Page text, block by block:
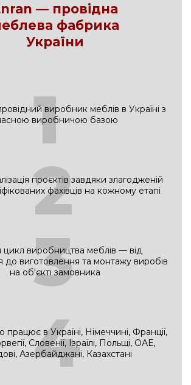
— провідна
фабрика
України
1
виробник меблів в Україні з
виробничою базою
2
проєктів завдяки злагодженій
фахівців на кожному етапі
3
цикл виробництва меблів — від
до виготовлення та монтажу виробів
на об'єкті замовника
4
працює в Україні, Німеччині, Франції,
Словенії, Ізраїлі, Польщі, ОАЕ,
Азербайджані, Казахстані